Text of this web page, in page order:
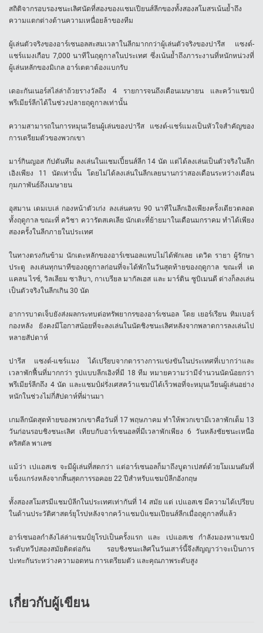
สถิติจากรอบรองชนะเลิศนัดที่สองของแชมเปียนส์ลีกของทั้งสองสโมสรเน้นย้ำถึง
ความแตกต่างด้านความเหนื่อยล้าของทีม
ผู้เล่นตัวจริงของอาร์เซนอลสะสมเวลาในลีกมากกว่าผู้เล่นตัวจริงของปารีส แซงต์-
แชร์แมงเกือบ 7,000 นาทีในฤดูกาลในประเทศ ซึ่งเน้นย้ำถึงภาระงานที่หนักหน่วงที่
ผู้เล่นหลักของมิเกล อาร์เตตาต้องแบกรับ
เดอะกันเนอร์สไล่ล่าถ้วยรางวัลถึง 4 รายการจนถึงเดือนเมษายน และคว้าแชมป์
พรีเมียร์ลีกได้ในช่วงปลายฤดูกาลเท่านั้น
ความสามารถในการหมุนเวียนผู้เล่นของปารีส แซงต์-แชร์แมงเป็นหัวใจสำคัญของ
การเตรียมตัวของพวกเขา
มาร์กินญอส กัปตันทีม ลงเล่นในแชมเปี้ยนส์ลีก 14 นัด แต่ได้ลงเล่นเป็นตัวจริงในลีก
เอิงเพียง 11 นัดเท่านั้น โดยไม่ได้ลงเล่นในลีกเลยนานกว่าสองเดือนระหว่างเดือน
กุมภาพันธ์ถึงเมษายน
อุสมาน เดมเบเล่ กองหน้าตัวเก่ง ลงเล่นครบ 90 นาทีในลีกเอิงเพียงครั้งเดียวตลอด
ทั้งฤดูกาล ขณะที่ ควิชา ควารัตสเคเลีย นักเตะที่ย้ายมาในเดือนมกราคม ทำได้เพียง
สองครั้งในลีกภายในประเทศ
ในทางตรงกันข้าม นักเตะหลักของอาร์เซนอลแทบไม่ได้พักเลย เดวิด รายา ผู้รักษา
ประตู ลงเล่นทุกนาทีของฤดูกาลก่อนที่จะได้พักในวันสุดท้ายของฤดูกาล ขณะที่ เด
แคลน ไรซ์, วิลเลียม ซาลิบา, กาเบรียล มากัลเฮส และ มาร์ติน ซูบิเมนดี ต่างก็ลงเล่น
เป็นตัวจริงในลีกเกิน 30 นัด
อาการบาดเจ็บยังส่งผลกระทบต่อทรัพยากรของอาร์เซนอล โดย เยอร์เรียน ทิมเบอร์
กองหลัง ยังคงมีโอกาสน้อยที่จะลงเล่นในนัดชิงชนะเลิศหลังจากพลาดการลงเล่นไป
หลายสัปดาห์
ปารีส แซงต์-แชร์แมง ได้เปรียบจากตารางการแข่งขันในประเทศที่เบากว่าและ
เวลาพักฟื้นที่มากกว่า รูปแบบลีกเอิงที่มี 18 ทีม หมายความว่ามีจำนวนนัดน้อยกว่า
พรีเมียร์ลีกถึง 4 นัด และแชมป์ฝรั่งเศสคว้าแชมป์ได้เร็วพอที่จะหมุนเวียนผู้เล่นอย่าง
หนักในช่วงไม่กี่สัปดาห์ที่ผ่านมา
เกมลีกนัดสุดท้ายของพวกเขาคือวันที่ 17 พฤษภาคม ทำให้พวกเขามีเวลาพักเต็ม 13
วันก่อนรอบชิงชนะเลิศ เทียบกับอาร์เซนอลที่มีเวลาพักเพียง 6 วันหลังชัยชนะเหนือ
คริสตัล พาเลซ
แม้ว่า เปแอสเช จะมีผู้เล่นที่สดกว่า แต่อาร์เซนอลก็มาถึงบูดาเปสต์ด้วยโมเมนตัมที่
แข็งแกร่งหลังจากสิ้นสุดการรอคอย 22 ปีสำหรับแชมป์ลีกอังกฤษ
ทั้งสองสโมสรมีแชมป์ลีกในประเทศเท่ากันที่ 14 สมัย แต่ เปแอสเช มีความได้เปรียบ
ในด้านประวัติศาสตร์ยุโรปหลังจากคว้าแชมป์แชมเปียนส์ลีกเมื่อฤดูกาลที่แล้ว
อาร์เซนอลกำลังไล่ล่าแชมป์ยุโรปเป็นครั้งแรก และ เปแอสเช กำลังมองหาแชมป์
ระดับทวีปสองสมัยติดต่อกัน รอบชิงชนะเลิศในวันเสาร์นี้จึงสัญญาว่าจะเป็นการ
ปะทะกันระหว่างความอดทน การเตรียมตัว และคุณภาพระดับสูง
เกี่ยวกับผู้เขียน